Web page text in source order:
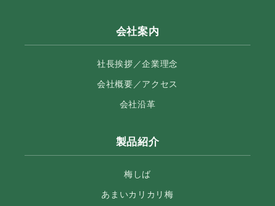
会社案内
社長挨拶／企業理念
会社概要／アクセス
会社沿革
製品紹介
梅しば
あまいカリカリ梅